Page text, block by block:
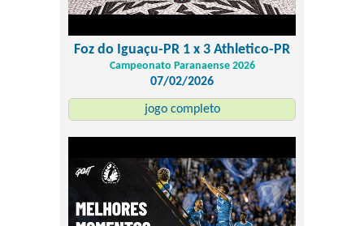
Foz do Iguaçu-PR 1 x 3 Athletico-PR
Campeonato Paranaense 2026
07/02/2026
jogo completo